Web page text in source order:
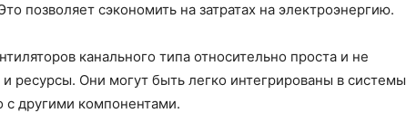
позволяет сэкономить на затратах на электроэнергию.
канального типа относительно проста и не
ресурсы. Они могут быть легко интегрированы в системы
с другими компонентами.